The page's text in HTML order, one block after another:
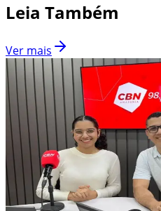
Leia Também
Ver mais